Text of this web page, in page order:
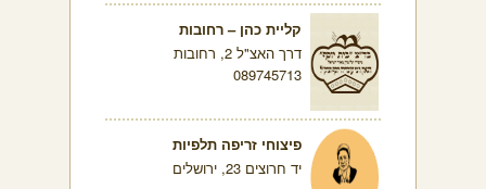
קליית כהן – רחובות
דרך האצ"ל 2, רחובות
089745713
פיצוחי זריפה תלפיות
יד חרוצים 23, ירושלים